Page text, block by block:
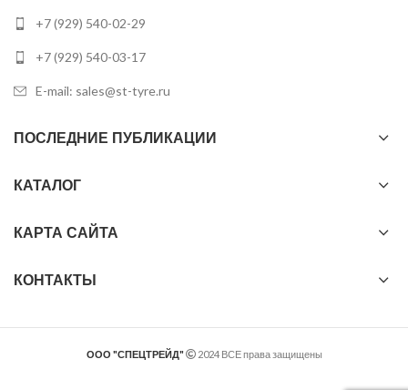
+7 (929) 540-02-29
+7 (929) 540-03-17
E-mail: sales@st-tyre.ru
ПОСЛЕДНИЕ ПУБЛИКАЦИИ
КАТАЛОГ
КАРТА САЙТА
КОНТАКТЫ
ООО "СПЕЦТРЕЙД" 2024 ВСЕ права защищены